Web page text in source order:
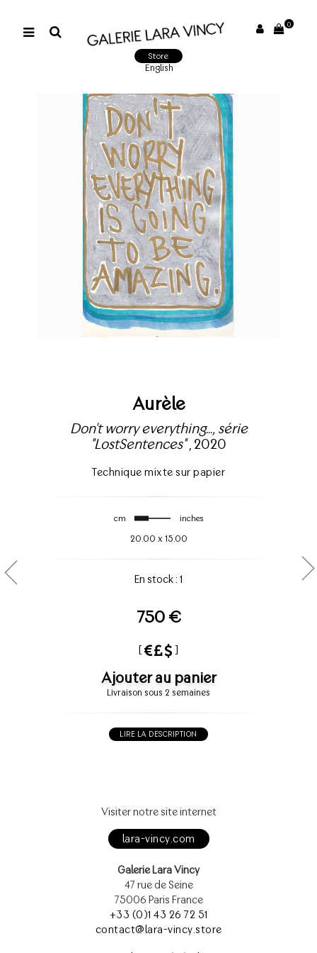
0
Store
English
Aurèle
Don't worry everything..., série
"LostSentences", 2020
Technique mixte sur papier
cm inches
20.00 x 15.00
En stock : 1
750 €
[ ]
Ajouter au panier
Livraison sous 2 semaines
LIRE LA DESCRIPTION
Visiter notre site internet
lara-vincy.com
Galerie Lara Vincy
47 rue de Seine
75006 Paris France
+33 (0)1 43 26 72 51
contact@lara-vincy.store